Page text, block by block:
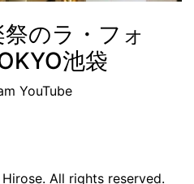
のラ・フォ
池袋
YouTube
. All rights reserved.